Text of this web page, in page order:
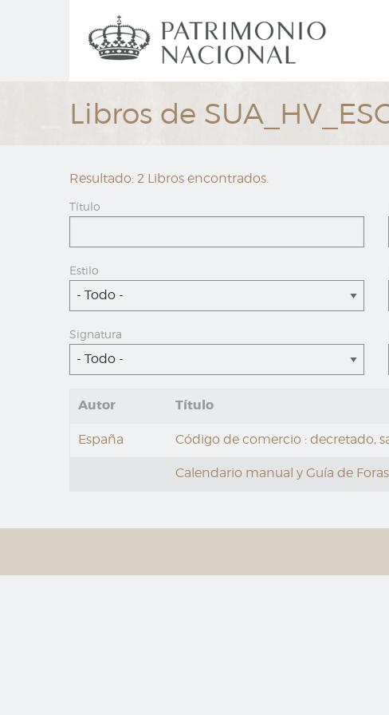
Navegación
principal
Libros de
Resultado: 2 Libros encontrados.
Título
Estilo
- Todo -
Signatura
- Todo -
Autor Título
España Código de comercio : decretado,
Calendario manual y Guía de